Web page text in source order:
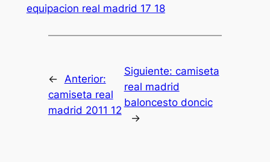
equipacion real madrid 17 18
←
Anterior:
camiseta real
madrid 2011 12
Siguiente: camiseta
real madrid
baloncesto doncic
→